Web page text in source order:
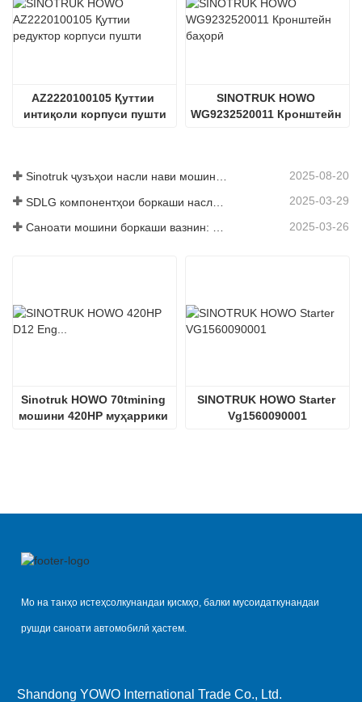
AZ2220100105 Қуттии
интиқоли корпуси пушти
SINOTRUK HOWO
WG9232520011 Кронштейн
Sinotruk ҷузъҳои насли нави мошинҳои боркаш: баланд бардоштани самаранокӣ ва эътимоднокии логистикаи ҷаҳонӣ 2025-08-20
2025-03-29
2025-03-26
Sinotruk HOWO 70tmining
мошини 420HP муҳаррики
SINOTRUK HOWO Starter
Vg1560090001
Мо на танҳо истеҳсолкунандаи қисмҳо, балки мусоидаткунандаи
рушди саноати автомобилӣ ҳастем.
Shandong YOWO International Trade Co., Ltd.